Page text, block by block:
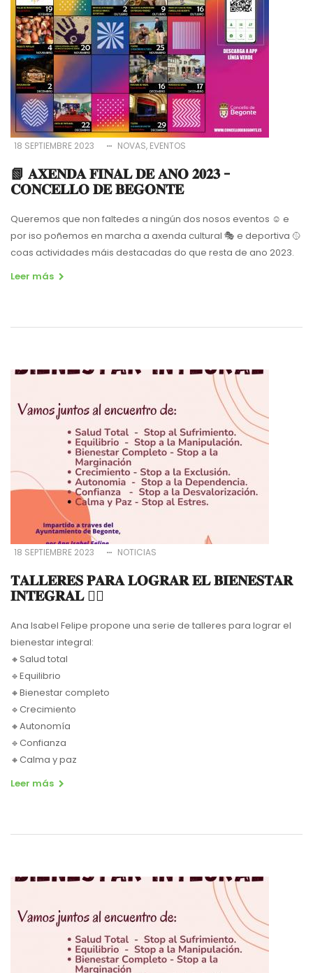
18 SEPTIEMBRE 2023 NOVAS EVENTOS
📗 𝐀𝐗𝐄𝐍𝐃𝐀 𝐅𝐈𝐍𝐀𝐋 𝐃𝐄 𝐀𝐍𝐎 𝟐𝟎𝟐𝟑 -
𝐂𝐎𝐍𝐂𝐄𝐋𝐋𝐎 𝐃𝐄 𝐁𝐄𝐆𝐎𝐍𝐓𝐄
Queremos que non faltedes a ningún dos nosos eventos ☺️ e
por iso poñemos en marcha a axenda cultural 🎭 e deportiva 🥎
coas actividades máis destacadas do que resta de ano 2023.
Leer más
18 SEPTIEMBRE 2023 NOTICIAS
𝐓𝐀𝐋𝐋𝐄𝐑𝐄𝐒 𝐏𝐀𝐑𝐀 𝐋𝐎𝐆𝐑𝐀𝐑 𝐄𝐋 𝐁𝐈𝐄𝐍𝐄𝐒𝐓𝐀𝐑
𝐈𝐍𝐓𝐄𝐆𝐑𝐀𝐋 🧘‍♀️
Ana Isabel Felipe propone una serie de talleres para lograr el
bienestar integral:
🔸Salud total
🔹Equilibrio
🔸Bienestar completo
🔹Crecimiento
🔸Autonomía
🔹Confianza
🔸Calma y paz
Leer más